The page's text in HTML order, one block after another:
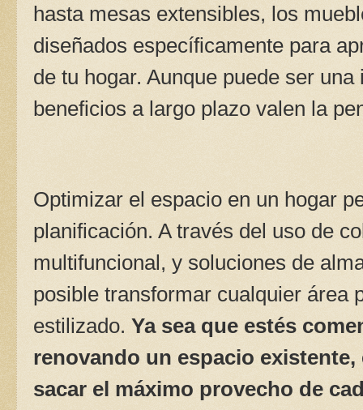
hasta mesas extensibles, los
diseñados específicamente para
de tu hogar. Aunque puede ser
beneficios a largo plazo valen la
Optimizar el espacio en un hogar
planificación. A través del uso de
multifuncional, y soluciones de
posible transformar cualquier área
estilizado. Ya sea que estés
renovando un espacio existente,
sacar el máximo provecho de